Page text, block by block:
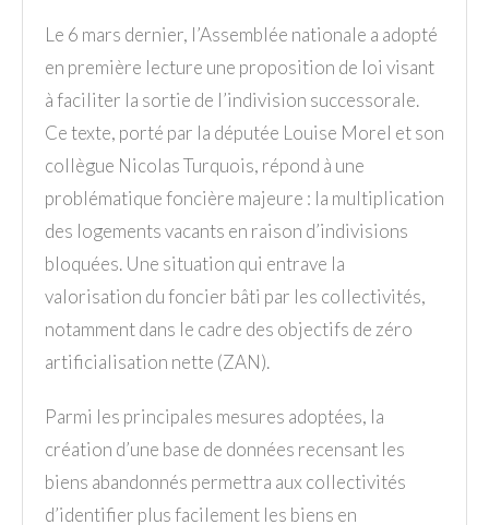
Le 6 mars dernier, l’Assemblée nationale a adopté
en première lecture une proposition de loi visant
à faciliter la sortie de l’indivision successorale.
Ce texte, porté par la députée Louise Morel et son
collègue Nicolas Turquois, répond à une
problématique foncière majeure : la multiplication
des logements vacants en raison d’indivisions
bloquées. Une situation qui entrave la
valorisation du foncier bâti par les collectivités,
notamment dans le cadre des objectifs de zéro
artificialisation nette (ZAN).
Parmi les principales mesures adoptées, la
création d’une base de données recensant les
biens abandonnés permettra aux collectivités
d’identifier plus facilement les biens en